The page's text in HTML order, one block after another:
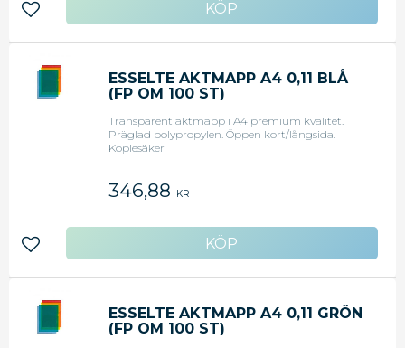
Lägg till i favoriter
ESSELTE AKTMAPP A4 0,11 BLÅ
(FP OM 100 ST)
Transparent aktmapp i A4 premium kvalitet.
Präglad polypropylen. Öppen kort/långsida.
Kopiesäker
346,88 KR
Lägg till i favoriter
ESSELTE AKTMAPP A4 0,11 GRÖN
(FP OM 100 ST)